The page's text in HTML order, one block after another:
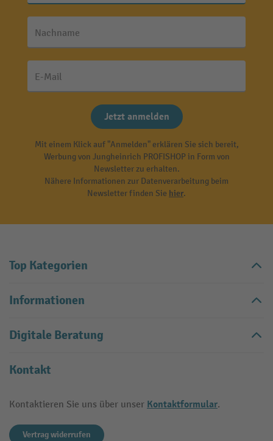
Nachname
E-Mail
Jetzt anmelden
Mit einem Klick auf "Anmelden" erklären Sie sich bereit,
Werbung von Jungheinrich PROFISHOP in Form von
Newsletter zu erhalten.
Nähere Informationen zur Datenverarbeitung beim
Newsletter finden Sie hier.
Top Kategorien
Informationen
Digitale Beratung
Kontakt
Kontaktieren Sie uns über unser Kontaktformular.
Vertrag widerrufen